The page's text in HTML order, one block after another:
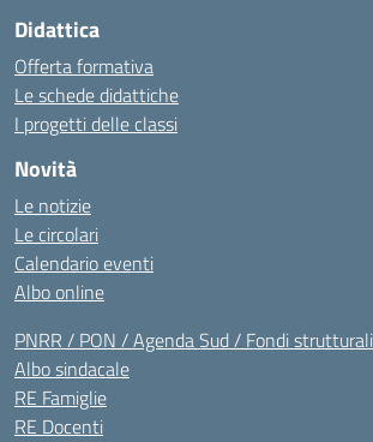
Didattica
Offerta formativa
Le schede didattiche
I progetti delle classi
Novità
Le notizie
Le circolari
Calendario eventi
Albo online
PNRR / PON / Agenda Sud / Fondi strutturali
Albo sindacale
RE Famiglie
RE Docenti